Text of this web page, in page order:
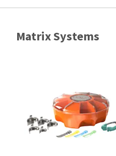
Matrix Systems